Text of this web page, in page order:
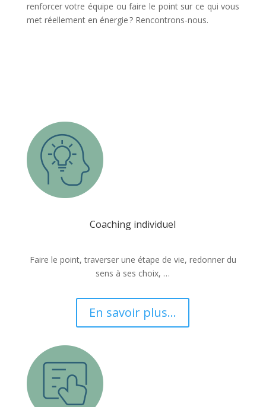
renforcer votre équipe ou faire le point sur ce qui vous
met réellement en énergie ? Rencontrons-nous.
Coaching individuel
Faire le point, traverser une étape de vie, redonner du
sens à ses choix, …
En savoir plus...